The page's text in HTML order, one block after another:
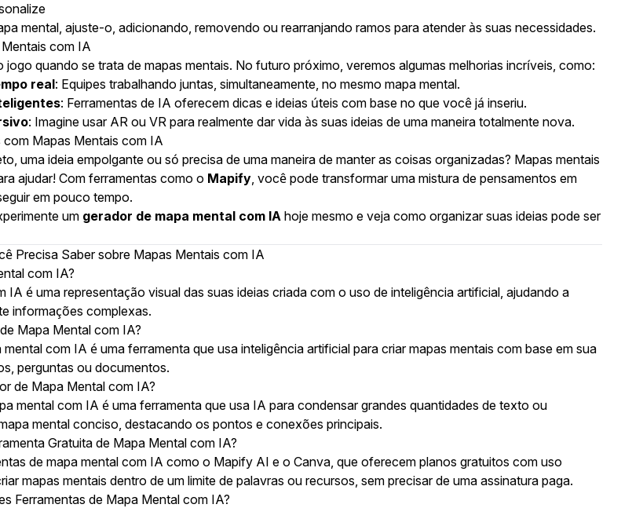
mental, ajuste-o, adicionando, removendo ou rearranjando ramos para atender às suas necessidades.
com IA
jogo quando se trata de mapas mentais. No futuro próximo, veremos algumas melhorias incríveis, como:
real: Equipes trabalhando juntas, simultaneamente, no mesmo mapa mental.
: Ferramentas de IA oferecem dicas e ideias úteis com base no que você já inseriu.
: Imagine usar AR ou VR para realmente dar vida às suas ideias de uma maneira totalmente nova.
com Mapas Mentais com IA
uma ideia empolgante ou só precisa de uma maneira de manter as coisas organizadas? Mapas mentais
ajudar! Com ferramentas como o Mapify, você pode transformar uma mistura de pensamentos em
em pouco tempo.
um gerador de mapa mental com IA hoje mesmo e veja como organizar suas ideias pode ser
Precisa Saber sobre Mapas Mentais com IA
com IA?
IA é uma representação visual das suas ideias criada com o uso de inteligência artificial, ajudando a
informações complexas.
Mapa Mental com IA?
mental com IA é uma ferramenta que usa inteligência artificial para criar mapas mentais com base em sua
perguntas ou documentos.
de Mapa Mental com IA?
mental com IA é uma ferramenta que usa IA para condensar grandes quantidades de texto ou
mental conciso, destacando os pontos e conexões principais.
Gratuita de Mapa Mental com IA?
de mapa mental com IA como o Mapify AI e o Canva, que oferecem planos gratuitos com uso
mapas mentais dentro de um limite de palavras ou recursos, sem precisar de uma assinatura paga.
Ferramentas de Mapa Mental com IA?